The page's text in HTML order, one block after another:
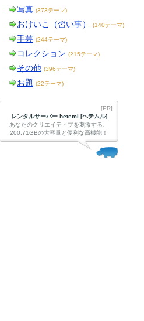
写真 (373テーマ)
おけいこ（習い事） (140テーマ)
手芸 (244テーマ)
コレクション (215テーマ)
その他 (396テーマ)
お題 (22テーマ)
[PR]
レンタルサーバー heteml [ヘテムル]
あなたのクリエイティブを刺激する、
200.71GBの大容量と便利な高機能！